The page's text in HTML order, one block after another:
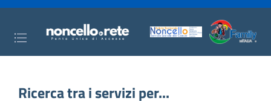
Ricerca tra i servizi per...